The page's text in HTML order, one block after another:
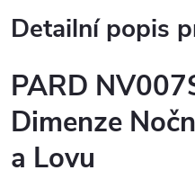
Detailní popis
PARD
Dimenze
a Lovu